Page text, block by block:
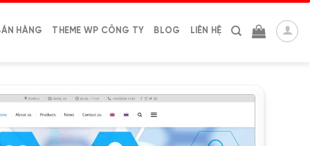
HÀNG THEME WP CÔNG TY BLOG LIÊN HỆ